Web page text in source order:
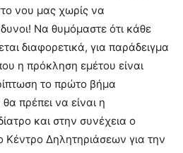
νου μας χωρίς να
Να θυμόμαστε ότι κάθε
διαφορετικά, για παράδειγμα
η πρόκληση εμέτου είναι
το πρώτο βήμα
πρέπει να είναι η
και στην συνέχεια ο
Κέντρο Δηλητηριάσεων για την